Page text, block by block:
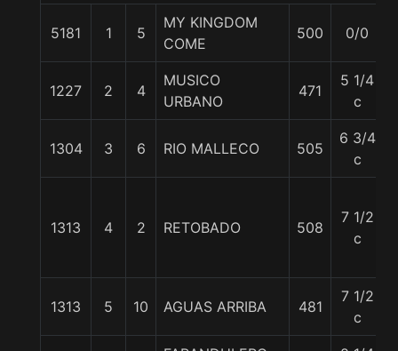
5181 1 5
MY KINGDOM
COME
500 0/0
1227 2 4
MUSICO
URBANO
471
5 1/4
c
1304 3 6 RIO MALLECO 505
6 3/4
c
1313 4 2 RETOBADO 508
7 1/2
c
1313 5 10 AGUAS ARRIBA 481
7 1/2
c